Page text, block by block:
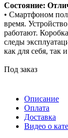
Состояние:
• Смартфоном
время.
работают.
следы
как для себя, так
Под заказ
Описание
Оплата
Доставка
Видео о